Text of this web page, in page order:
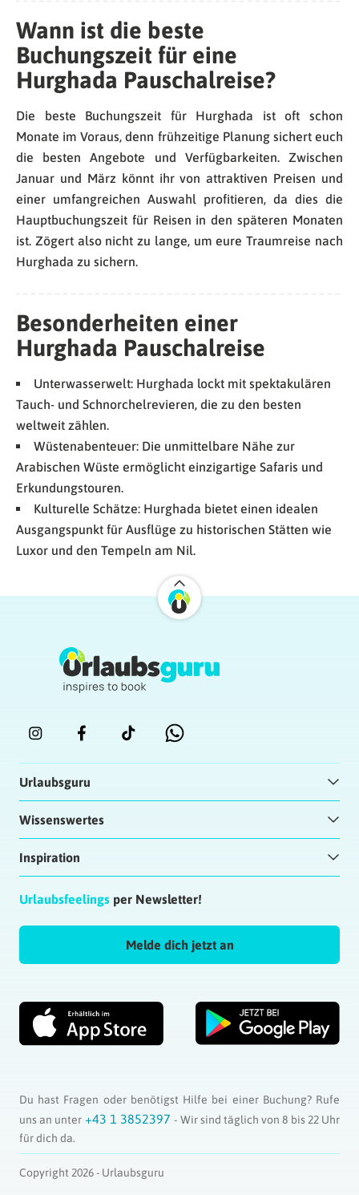
Wann ist die beste
Buchungszeit für eine
Hurghada Pauschalreise?
Die beste Buchungszeit für Hurghada ist oft schon
Monate im Voraus, denn frühzeitige Planung sichert euch
die besten Angebote und Verfügbarkeiten. Zwischen
Januar und März könnt ihr von attraktiven Preisen und
einer umfangreichen Auswahl profitieren, da dies die
Hauptbuchungszeit für Reisen in den späteren Monaten
ist. Zögert also nicht zu lange, um eure Traumreise nach
Hurghada zu sichern.
Besonderheiten einer
Hurghada Pauschalreise
Unterwasserwelt: Hurghada lockt mit spektakulären
Tauch- und Schnorchelrevieren, die zu den besten
weltweit zählen.
Wüstenabenteuer: Die unmittelbare Nähe zur
Arabischen Wüste ermöglicht einzigartige Safaris und
Erkundungstouren.
Kulturelle Schätze: Hurghada bietet einen idealen
Ausgangspunkt für Ausflüge zu historischen Stätten wie
Luxor und den Tempeln am Nil.
Urlaubsguru
Wissenswertes
Inspiration
Urlaubsfeelings per Newsletter!
Melde dich jetzt an
Du hast Fragen oder benötigst Hilfe bei einer Buchung? Rufe
uns an unter +43 1 3852397- Wir sind täglich von 8 bis 22 Uhr
für dich da.
Copyright 2026 - Urlaubsguru